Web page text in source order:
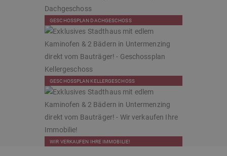
GESCHOSSPLAN DACHGESCHOSS
GESCHOSSPLAN KELLERGESCHOSS
WIR VERKAUFEN IHRE IMMOBILIE!